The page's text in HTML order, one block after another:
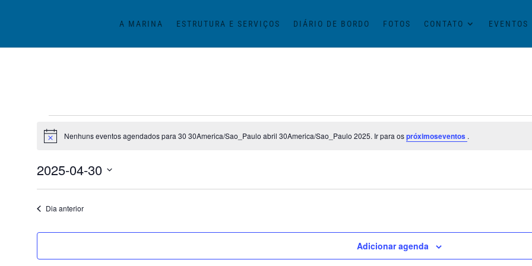
A MARINA ESTRUTURA E SERVIÇOS DIÁRIO DE BORDO FOTOS CONTATO EVENTOS
Eventos
for
30America/Sao_Paulo
abril
30America/Sao_Paulo
2025
Notice Nenhuns eventos agendados para 30 30America/Sao_Paulo abril 30America/Sao_Paulo 2025. Ir para ospróximoseventos .
2025-04-30
data.Dia anterior
Adicionar agenda